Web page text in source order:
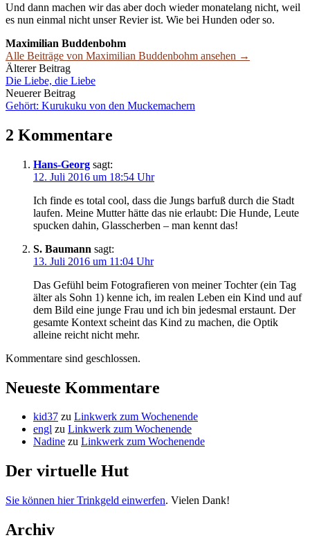
Und dann machen wir das aber doch wieder monatelang nicht, weil
es nun einmal nicht unser Revier ist. Wie bei Hunden oder so.
Maximilian Buddenbohm
Alle Beiträge von Maximilian Buddenbohm ansehen →
Beitrags-
Navigation
Älterer Beitrag
Die Liebe, die Liebe
Neuerer Beitrag
Gehört: Kurukuku von den Muckemachern
2 Kommentare
Hans-Georg sagt:
12. Juli 2016 um 18:54 Uhr
Ich finde es total cool, dass die Jungs barfuß durch die Stadt
laufen. Meine Mutter hätte das nie erlaubt: Die Hunde, Leute
spucken dahin, Glasscherben – man kennt das!
S. Baumann sagt:
13. Juli 2016 um 11:04 Uhr
Das Gefühl beim Fotografieren von meiner Tochter (ein Tag
älter als Sohn 1) kenne ich, im realen Leben ein Kind und auf
dem Bild eine junge Frau und ich bin jedesmal erstaunt. Der
gesamte Kontext scheint das Kind zu machen, die Optik
alleine reicht nicht mehr.
Kommentare sind geschlossen.
Neueste Kommentare
kid37 zu Linkwerk zum Wochenende
engl zu Linkwerk zum Wochenende
Nadine zu Linkwerk zum Wochenende
Der virtuelle Hut
Sie können hier Trinkgeld einwerfen. Vielen Dank!
Archiv